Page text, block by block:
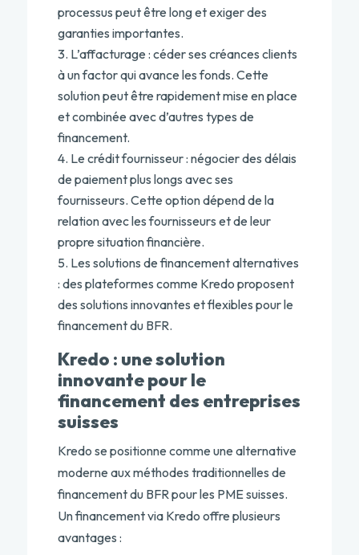
processus peut être long et exiger des
garanties importantes.
L’affacturage : céder ses créances clients
à un factor qui avance les fonds. Cette
solution peut être rapidement mise en place
et combinée avec d’autres types de
financement.
Le crédit fournisseur : négocier des délais
de paiement plus longs avec ses
fournisseurs. Cette option dépend de la
relation avec les fournisseurs et de leur
propre situation financière.
Les solutions de financement alternatives
: des plateformes comme Kredo proposent
des solutions innovantes et flexibles pour le
financement du BFR.
Kredo : une solution
innovante pour le
financement des entreprises
suisses
Kredo se positionne comme une alternative
moderne aux méthodes traditionnelles de
financement du BFR pour les PME suisses.
Un financement via Kredo offre plusieurs
avantages :